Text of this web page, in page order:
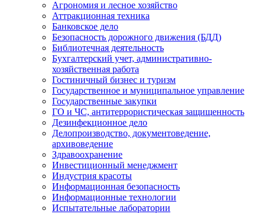
Агрономия и лесное хозяйство
Аттракционная техника
Банковское дело
Безопасность дорожного движения (БДД)
Библиотечная деятельность
Бухгалтерский учет, административно-
хозяйственная работа
Гостиничный бизнес и туризм
Государственное и муниципальное управление
Государственные закупки
ГО и ЧС, антитеррористическая защищенность
Дезинфекционное дело
Делопроизводство, документоведение,
архивоведение
Здравоохранение
Инвестиционный менеджмент
Индустрия красоты
Информационная безопасность
Информационные технологии
Испытательные лаборатории